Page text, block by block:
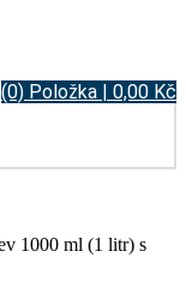
(0) Položka | 0,00 Kč
1000 ml (1 litr) s